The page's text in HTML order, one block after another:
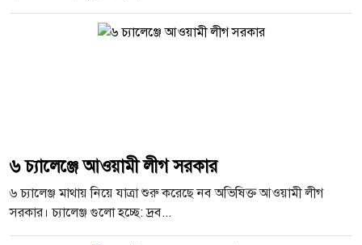
৬ চ্যালেঞ্জে আওয়ামী লীগ সরকার
৬ চ্যালেঞ্জ মাথায় নিয়ে যাত্রা শুরু করেছে নব অভিষিক্ত আওয়ামী লীগ
সরকার। চ্যালেঞ্জ গুলো হচ্ছে: দ্রব...